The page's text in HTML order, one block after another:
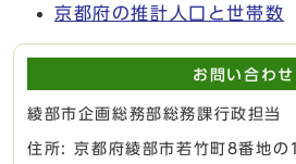
京都府の推計人口と世帯数
お問い合わせ
綾部市企画総務部総務課行政担当
住所: 京都府綾部市若竹町8番地の1